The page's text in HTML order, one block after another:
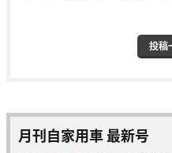
投稿
月刊自家用車 最新号